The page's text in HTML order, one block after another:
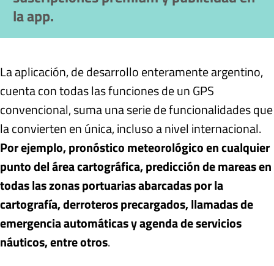
la app.
La aplicación, de desarrollo enteramente argentino,
cuenta con todas las funciones de un GPS
convencional, suma una serie de funcionalidades que
la convierten en única, incluso a nivel internacional.
Por ejemplo, pronóstico meteorológico en cualquier
punto del área cartográfica, predicción de mareas en
todas las zonas portuarias abarcadas por la
cartografía, derroteros precargados, llamadas de
emergencia automáticas y agenda de servicios
náuticos, entre otros.